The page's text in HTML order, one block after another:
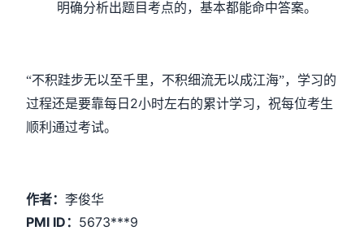
明确分析出题目考点的，基本都能命中答案。
“不积跬步无以至千里，不积细流无以成江海”，学习的
过程还是要靠每日 2小时左右的累计学习，祝每位考生
顺利通过考试。
作者：李俊华
PMI ID： 5673***9